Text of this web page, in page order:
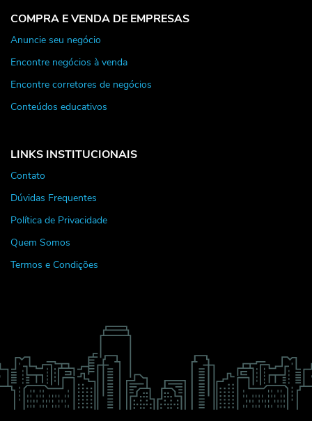
COMPRA E VENDA DE EMPRESAS
Anuncie seu negócio
Encontre negócios à venda
Encontre corretores de negócios
Conteúdos educativos
LINKS INSTITUCIONAIS
Contato
Dúvidas Frequentes
Política de Privacidade
Quem Somos
Termos e Condições